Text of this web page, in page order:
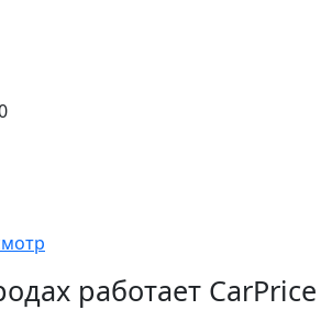
работает CarPrice